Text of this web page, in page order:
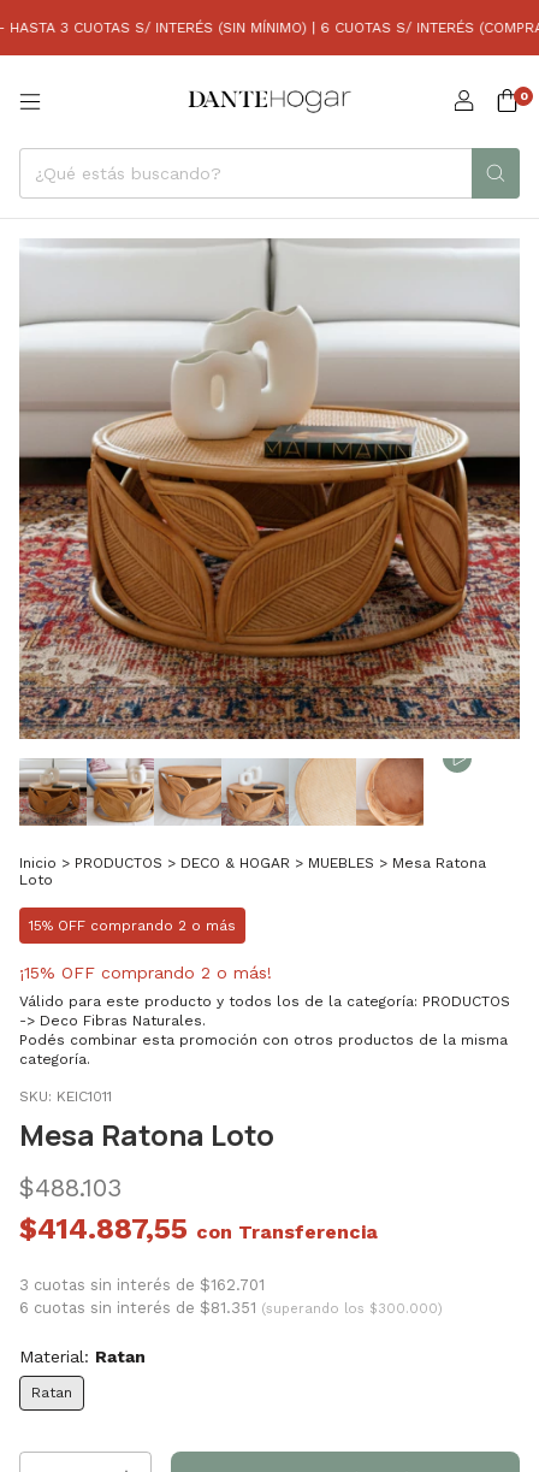
3 CUOTAS S/ INTERÉS (SIN MÍNIMO) | 6 CUOTAS S/ INTERÉS (COMPRAS
0
Inicio > PRODUCTOS > DECO & HOGAR > MUEBLES > Mesa Ratona
Loto
15% OFF comprando 2 o más
¡15% OFF comprando 2 o más!
Válido para este producto y todos los de la categoría: PRODUCTOS
-> Deco Fibras Naturales.
Podés combinar esta promoción con otros productos de la misma
categoría.
SKU: KEIC1011
Mesa Ratona Loto
$488.103
$414.887,55 con
3 cuotas sin interés de $162.701
6 cuotas sin interés de $81.351 (superando los $300.000)
Material: Ratan
Ratan